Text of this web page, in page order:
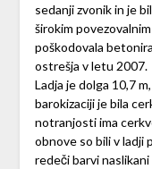
sedanji zvonik in je
širokim
poškodovala
ostrešja v letu 2007.
Ladja je dolga 10,7
barokizaciji je bila
notranjosti ima
obnove so bili v ladji
redeči barvi